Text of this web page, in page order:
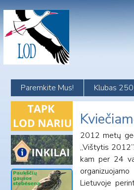
content
Paremkite Mus! Klubas 250
2012 metų
„Vištytis
kam per 24
Lietuvoje